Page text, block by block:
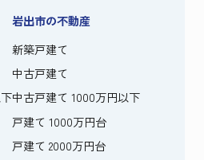
岩出市の不動産
新築戸建て
中古戸建て
中古戸建て 1000万円以下
戸建て 1000万円台
戸建て 2000万円台